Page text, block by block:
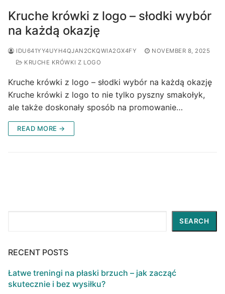
Kruche krówki z logo – słodki wybór
na każdą okazję
IDU641YY4UYH4QJAN2CKQWIA2GX4FY
NOVEMBER 8, 2025
KRUCHE KRÓWKI Z LOGO
Kruche krówki z logo – słodki wybór na każdą okazję
Kruche krówki z logo to nie tylko pyszny smakołyk,
ale także doskonały sposób na promowanie…
READ MORE →
SEARCH
RECENT POSTS
Łatwe treningi na płaski brzuch – jak zacząć
skutecznie i bez wysiłku?